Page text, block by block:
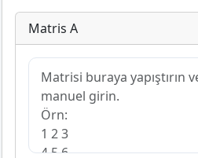
Matris A